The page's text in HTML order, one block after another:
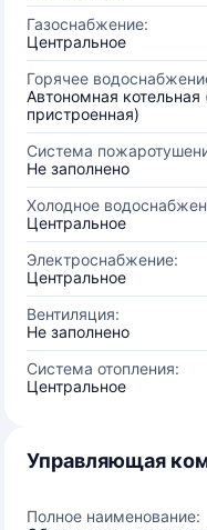
Газоснабжение:
Центральное
Горячее
Автономная
пристроенная)
Система
Не заполнено
Холодное
Центральное
Электроснабжение:
Центральное
Вентиляция:
Не заполнено
Система отопления:
Центральное
Управляющая
Полное наименование: